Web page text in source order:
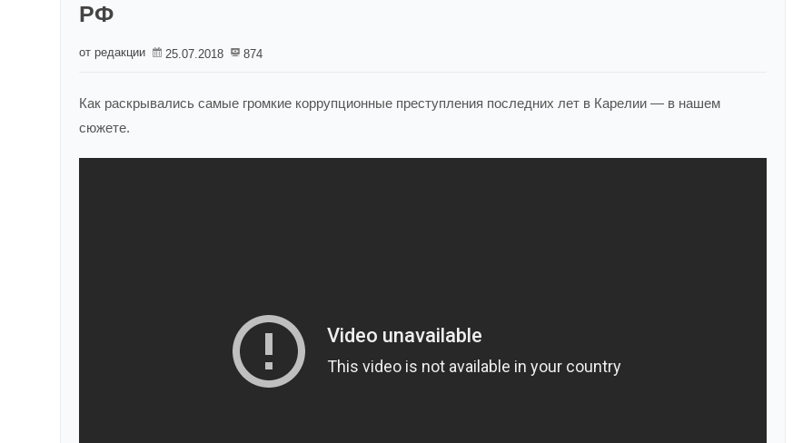
РФ
от редакции 25.07.2018 874
Как раскрывались самые громкие коррупционные преступления последних лет в Карелии — в нашем
сюжете.